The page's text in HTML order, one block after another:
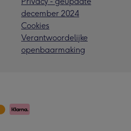
december 2024
Cookies
Verantwoordelijke
openbaarmaking